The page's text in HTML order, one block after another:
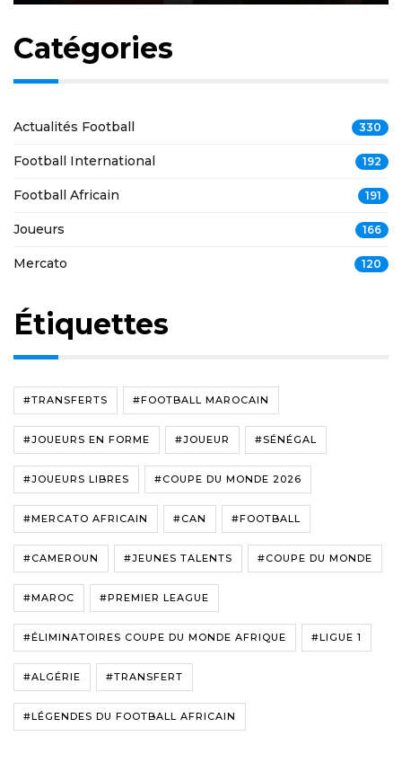
Catégories
Actualités Football 330
Football International 192
Football Africain 191
Joueurs 166
Mercato 120
Étiquettes
#TRANSFERTS #FOOTBALL MAROCAIN
#JOUEURS EN FORME #JOUEUR #SÉNÉGAL
#JOUEURS LIBRES #COUPE DU MONDE 2026
#MERCATO AFRICAIN #CAN #FOOTBALL
#CAMEROUN #JEUNES TALENTS #COUPE DU MONDE
#MAROC #PREMIER LEAGUE
#ÉLIMINATOIRES COUPE DU MONDE AFRIQUE #LIGUE 1
#ALGÉRIE #TRANSFERT
#LÉGENDES DU FOOTBALL AFRICAIN